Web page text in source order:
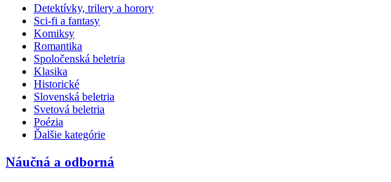
Detektívky, trilery a horory
Sci-fi a fantasy
Komiksy
Romantika
Spoločenská beletria
Klasika
Historické
Slovenská beletria
Svetová beletria
Poézia
Ďalšie kategórie
Náučná a odborná